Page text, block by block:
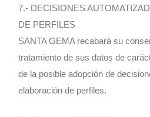
7.- DECISIONES
DE PERFILES
SANTA GEMA recabará su
tratamiento de sus datos de
de la posible adopción de
elaboración de perfiles.